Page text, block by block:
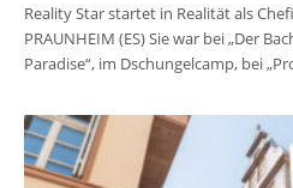
Reality Star startet in Realität als
PRAUNHEIM (ES) Sie war bei „Der
Paradise“, im Dschungelcamp, bei